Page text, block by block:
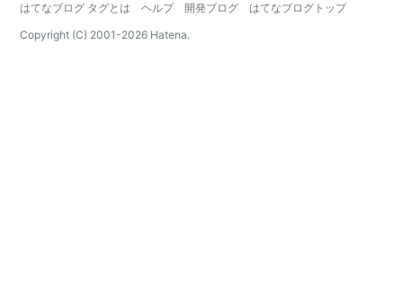
1982年時点のメンバー（「漫画昭和史 漫画集
団の50年」より）
はてなブログ タグとは
ヘルプ 開発ブログ
はてなブログトップ
Copyright (C) 2001-2026 Hatena.